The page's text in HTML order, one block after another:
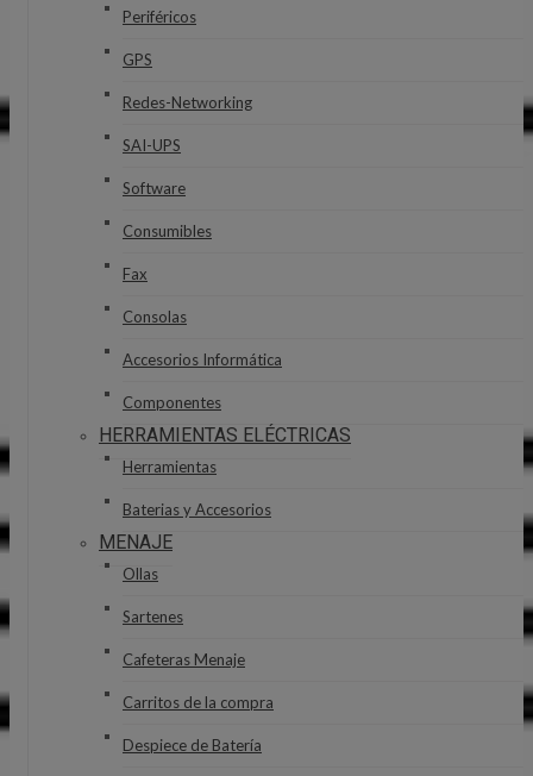
Periféricos
GPS
Redes-Networking
SAI-UPS
Software
Consumibles
Fax
Consolas
Accesorios Informática
Componentes
HERRAMIENTAS ELÉCTRICAS
Herramientas
Baterias y Accesorios
MENAJE
Ollas
Sartenes
Cafeteras Menaje
Carritos de la compra
Despiece de Batería